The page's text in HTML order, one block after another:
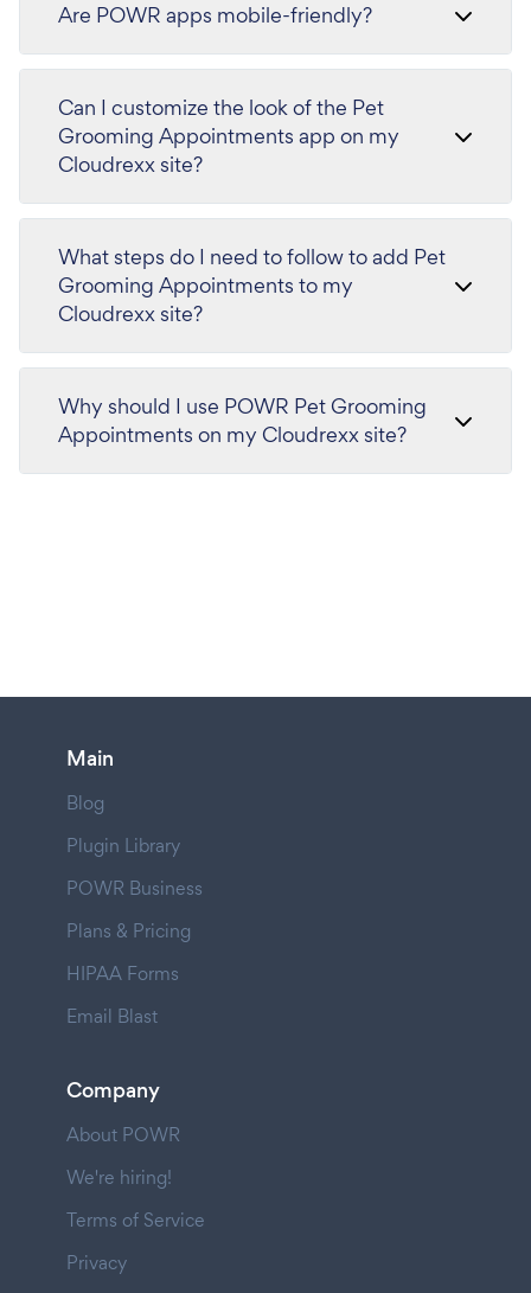
Are POWR apps mobile-friendly?
Can I customize the look of the Pet
Grooming Appointments app on my
Cloudrexx site?
What steps do I need to follow to add Pet
Grooming Appointments to my
Cloudrexx site?
Why should I use POWR Pet Grooming
Appointments on my Cloudrexx site?
Main
Blog
Plugin Library
POWR Business
Plans & Pricing
HIPAA Forms
Email Blast
Company
About POWR
We're hiring!
Terms of Service
Privacy